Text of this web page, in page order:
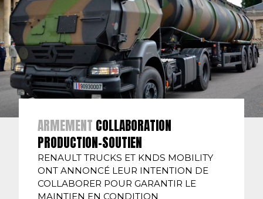
ARMEMENT COLLABORATION
PRODUCTION-SOUTIEN
RENAULT TRUCKS ET KNDS MOBILITY
ONT ANNONCÉ LEUR INTENTION DE
COLLABORER POUR GARANTIR LE
MAINTIEN EN CONDITION